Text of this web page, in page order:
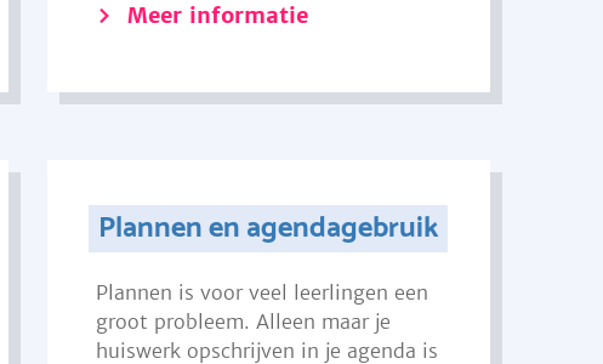
Meer informatie
Plannen en agendagebruik
Plannen is voor veel leerlingen een
groot probleem. Alleen maar je
huiswerk opschrijven in je agenda is